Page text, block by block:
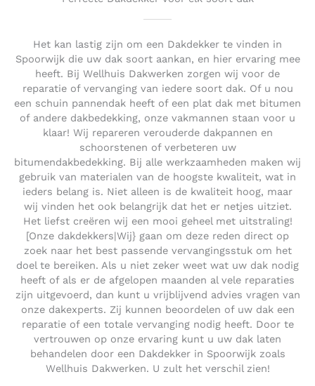
Het kan lastig zijn om een Dakdekker te vinden in
Spoorwijk die uw dak soort aankan, en hier ervaring mee
heeft. Bij Wellhuis Dakwerken zorgen wij voor de
reparatie of vervanging van iedere soort dak. Of u nou
een schuin pannendak heeft of een plat dak met bitumen
of andere dakbedekking, onze vakmannen staan voor u
klaar! Wij repareren verouderde dakpannen en
schoorstenen of verbeteren uw
bitumendakbedekking. Bij alle werkzaamheden maken wij
gebruik van materialen van de hoogste kwaliteit, wat in
ieders belang is. Niet alleen is de kwaliteit hoog, maar
wij vinden het ook belangrijk dat het er netjes uitziet.
Het liefst creëren wij een mooi geheel met uitstraling!
[Onze dakdekkers|Wij} gaan om deze reden direct op
zoek naar het best passende vervangingsstuk om het
doel te bereiken. Als u niet zeker weet wat uw dak nodig
heeft of als er de afgelopen maanden al vele reparaties
zijn uitgevoerd, dan kunt u vrijblijvend advies vragen van
onze dakexperts. Zij kunnen beoordelen of uw dak een
reparatie of een totale vervanging nodig heeft. Door te
vertrouwen op onze ervaring kunt u uw dak laten
behandelen door een Dakdekker in Spoorwijk zoals
Wellhuis Dakwerken. U zult het verschil zien!